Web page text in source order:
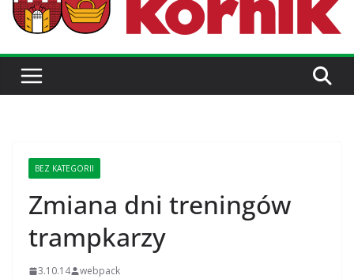
BEZ KATEGORII
Zmiana dni treningów
trampkarzy
3.10.14 webpack